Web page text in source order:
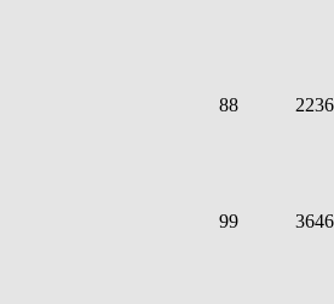
88 2236
99 3646